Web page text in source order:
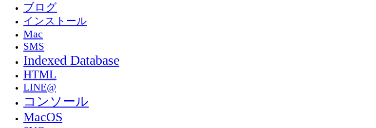
ブログ
インストール
Mac
SMS
Indexed Database
HTML
LINE@
コンソール
MacOS